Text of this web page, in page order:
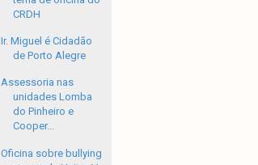
CRDH
Ir. Miguel é Cidadão
de Porto Alegre
Assessoria nas
unidades Lomba
do Pinheiro e
Cooper...
Oficina sobre bullying